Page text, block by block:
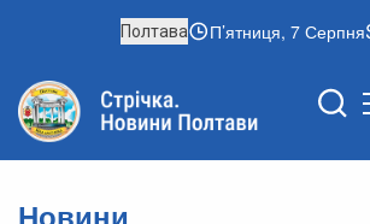
Полтава П’ятниця, 7 Серпня